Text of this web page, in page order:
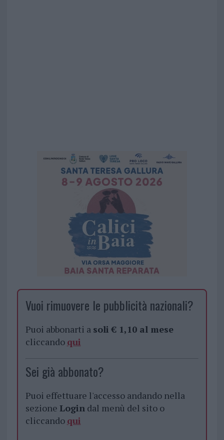
Vuoi rimuovere le pubblicità nazionali?
Puoi abbonarti a soli € 1,10 al mese
cliccando qui
Sei già abbonato?
Puoi effettuare l'accesso andando nella
sezione Logindal menù del sito o
cliccando qui